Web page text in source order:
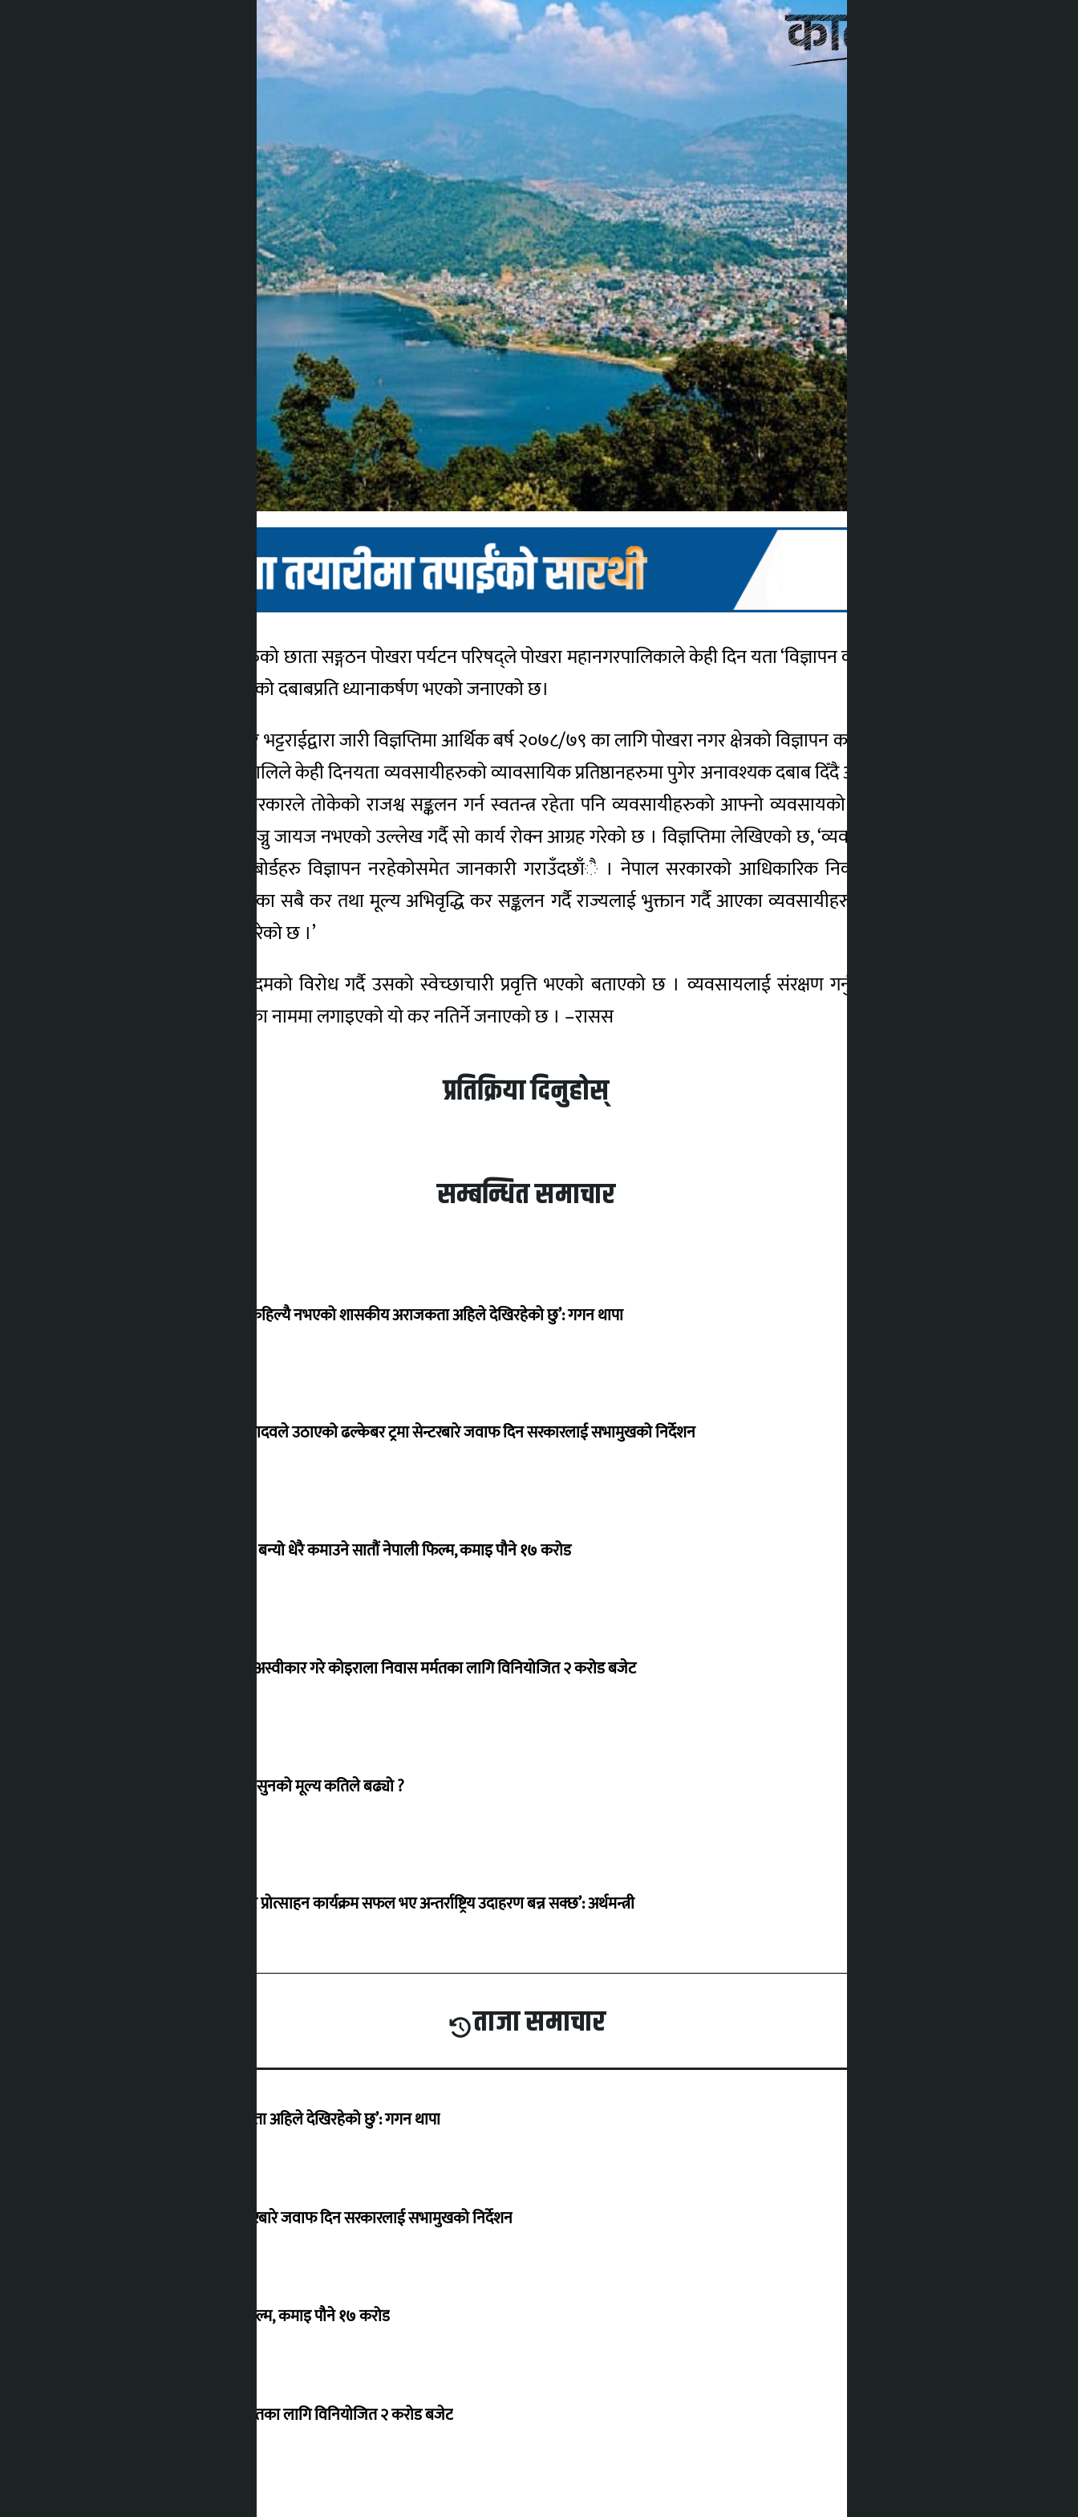
पोखरा । पर्यटन व्यवसायीहरुको छाता सङ्गठन पोखरा पर्यटन परिषद्ले पोखरा महानगरपालिकाले केही दिन यता ‘विज्ञापन कर’ का नाममा पर्यटन उद्योगी
व्यवसायीहरुमाथि सृजना गरेको दबाबप्रति ध्यानाकर्षण भएको जनाएको छ।
परिषद्का अध्यक्ष गोपीबहादुर भट्टराईद्वारा जारी विज्ञप्तिमा आर्थिक बर्ष २०७८/७९ का लागि पोखरा नगर क्षेत्रको विज्ञापन कर उठाउने अख्तियारी आफूले
प्राप्त गरेको भन्दै साइन हव प्रालिले केही दिनयता व्यवसायीहरुको व्यावसायिक प्रतिष्ठानहरुमा पुगेर अनावश्यक दबाब दिँदै आएको जनाएको छ । पोखरा
महानगरपालिका, सङ्घीय सरकारले तोकेको राजश्व सङ्कलन गर्न स्वतन्त्र रहेता पनि व्यवसायीहरुको आफ्नो व्यवसायको चिनारीका रुपमा राखिएका
बोर्डहरुको शुल्क असुल्न खोज्नु जायज नभएको उल्लेख गर्दै सो कार्य रोक्न आग्रह गरेको छ । विज्ञप्तिमा लेखिएको छ, ‘व्यवसायीहरुले आफ्नो व्यवसाय
चिनारीका लागि राखिएका बोर्डहरु विज्ञापन नरहेकोसमेत जानकारी गराउँदछाँै । नेपाल सरकारको आधिकारिक निकायमा दर्ता भई दर्ता शुल्क,
आयकर, व्यवसाय करसहितका सबै कर तथा मूल्य अभिवृद्धि कर सङ्कलन गर्दै राज्यलाई भुक्तान गर्दै आएका व्यवसायीहरुको सार्वभौम अधिकार हो ।
कानुनले दोहोरो कर वर्जित गरेको छ ।’
परिषद्ले महानगरको सो कदमको विरोध गर्दै उसको स्वेच्छाचारी प्रवृत्ति भएको बताएको छ । व्यवसायलाई संरक्षण गर्नुपर्ने दायित्व भुलेर राज्यबाटै
व्यवसायीमाथि विज्ञापन करका नाममा लगाइएको यो कर नतिर्ने जनाएको छ । –रासस
प्रतिक्रिया दिनुहोस्
सम्बन्धित समाचार
‘देशमा कहिल्यै नभएको शासकीय अराजकता अहिले देखिरहेको छु’: गगन थापा
सांसद यादवले उठाएको ढल्केबर ट्रमा सेन्टरबारे जवाफ दिन सरकारलाई सभामुखको निर्देशन
‘गौंथली’ बन्यो धेरै कमाउने सातौं नेपाली फिल्म, कमाइ पौने १७ करोड
शेखरले अस्वीकार गरे कोइराला निवास मर्मतका लागि विनियोजित २ करोड बजेट
शुक्रबार सुनको मूल्य कतिले बढ्यो ?
‘करदाता प्रोत्साहन कार्यक्रम सफल भए अन्तर्राष्ट्रिय उदाहरण बन्न सक्छ’: अर्थमन्त्री
ताजा समाचार
‘देशमा कहिल्यै नभएको शासकीय अराजकता अहिले देखिरहेको छु’: गगन थापा
सांसद यादवले उठाएको ढल्केबर ट्रमा सेन्टरबारे जवाफ दिन सरकारलाई सभामुखको निर्देशन
‘गौंथली’ बन्यो धेरै कमाउने सातौं नेपाली फिल्म, कमाइ पौने १७ करोड
शेखरले अस्वीकार गरे कोइराला निवास मर्मतका लागि विनियोजित २ करोड बजेट